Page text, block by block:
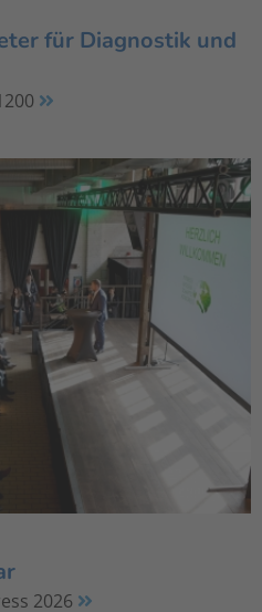
für Diagnostik und
2026